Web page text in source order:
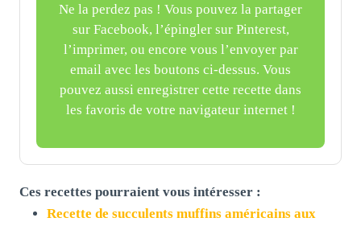
Ne la perdez pas ! Vous pouvez la partager
sur Facebook, l’épingler sur Pinterest,
l’imprimer, ou encore vous l’envoyer par
email avec les boutons ci-dessus. Vous
pouvez aussi enregistrer cette recette dans
les favoris de votre navigateur internet !
Ces recettes pourraient vous intéresser :
Recette de succulents muffins américains aux